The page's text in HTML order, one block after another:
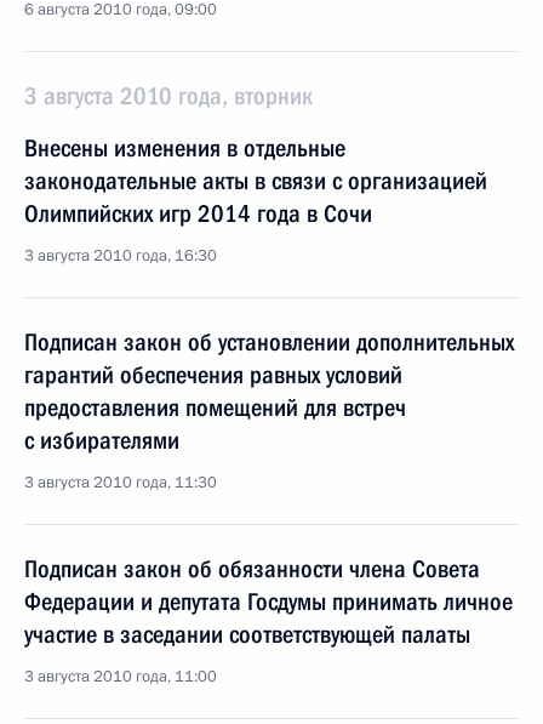
6 августа 2010 года, 09:00
3 августа 2010 года, вторник
Внесены изменения в отдельные
законодательные акты в связи с организацией
Олимпийских игр 2014 года в Сочи
3 августа 2010 года, 16:30
Подписан закон об установлении дополнительных
гарантий обеспечения равных условий
предоставления помещений для встреч
с избирателями
3 августа 2010 года, 11:30
Подписан закон об обязанности члена Совета
Федерации и депутата Госдумы принимать личное
участие в заседании соответствующей палаты
3 августа 2010 года, 11:00